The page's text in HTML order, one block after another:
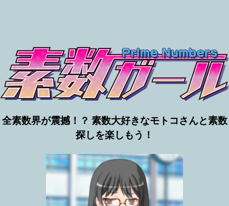
全素数界が震撼！？ 素数大好きなモトコさんと素数
探しを楽しもう！